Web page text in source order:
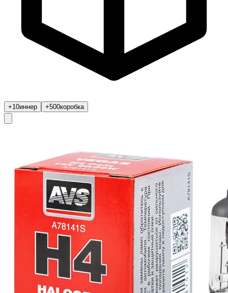
+10иннер +500коробка